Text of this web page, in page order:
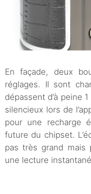
En façade, deux
réglages. Il sont
dépassent d’à peine
silencieux lors de
pour une recharge
future du chipset.
pas très grand mais
une lecture